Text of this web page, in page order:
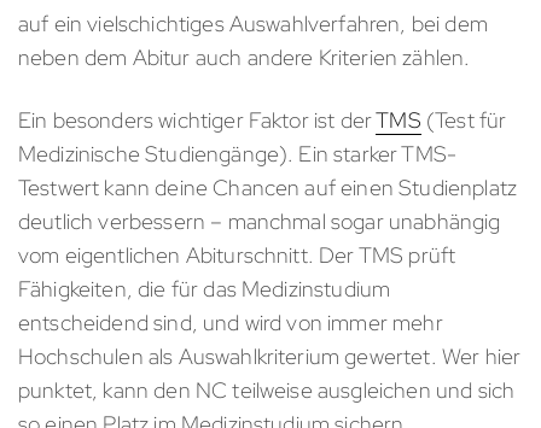
auf ein vielschichtiges Auswahlverfahren, bei dem
neben dem Abitur auch andere Kriterien zählen.
Ein besonders wichtiger Faktor ist derTMS (Test für
Medizinische Studiengänge). Ein starker TMS-
Testwert kann deine Chancen auf einen Studienplatz
deutlich verbessern – manchmal sogar unabhängig
vom eigentlichen Abiturschnitt. Der TMS prüft
Fähigkeiten, die für das Medizinstudium
entscheidend sind, und wird von immer mehr
Hochschulen als Auswahlkriterium gewertet. Wer hier
punktet, kann den NC teilweise ausgleichen und sich